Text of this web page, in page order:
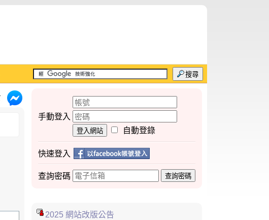
搜尋
手動登入
登入網站 自動登錄
快速登入
查詢密碼 查詢密碼
2025 網站改版公告